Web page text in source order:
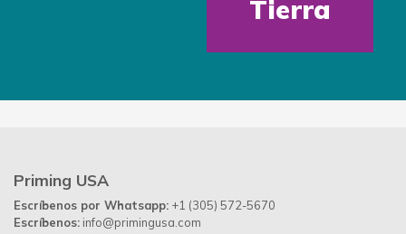
Tierra
Priming USA
Escríbenos por Whatsapp: +1 (305) 572-5670
Escríbenos: info@primingusa.com